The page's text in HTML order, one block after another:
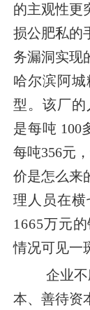
的主观性更
损公肥私的
务漏洞实现
哈尔滨阿
型。该厂
是每吨 100
每吨356元
价是怎么来
理人员在横
1665万元
情况可见一
企业
本、善待资